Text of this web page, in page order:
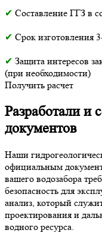
✔ Составление ГГЗ в
✔ Срок изготовления
✔ Защита интересов
(при необходимости)
Получить расчет
Разработали и
документов
Наши
официальным
вашего водозабора
безопасность для
анализ, который
проектирования и
водного ресурса.